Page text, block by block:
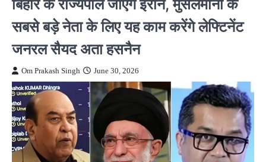
सबसे बड़े नेता के लिए यह काम करेंगे लेफ्टिनेंट
जनरल सैयद अता हसनैन
Om Prakash Singh June 30, 2026